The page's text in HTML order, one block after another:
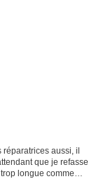
réparatrices aussi, il
que je refasse
longue comme